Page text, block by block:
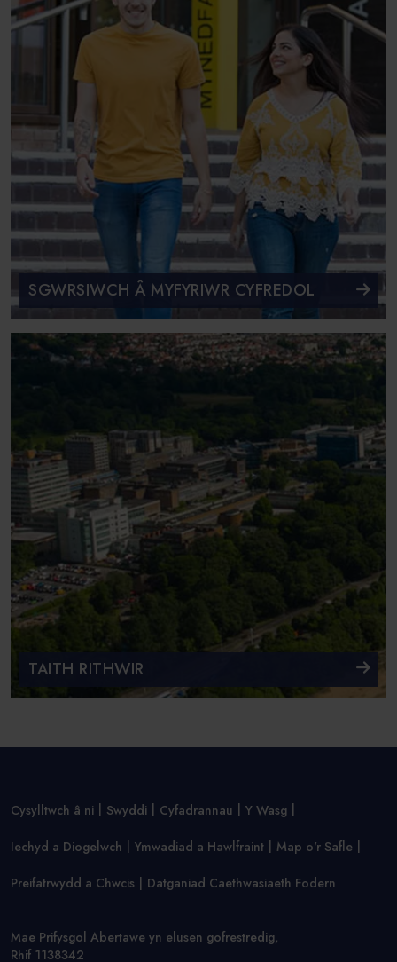
SGWRSIWCH Â MYFYRIWR CYFREDOL
TAITH RITHWIR
Cysylltwch â ni Swyddi Cyfadrannau Y Wasg
Iechyd a Diogelwch Ymwadiad a Hawlfraint Map o'r Safle
Preifatrwydd a Chwcis Datganiad Caethwasiaeth Fodern
Mae Prifysgol Abertawe yn elusen gofrestredig,
Rhif 1138342